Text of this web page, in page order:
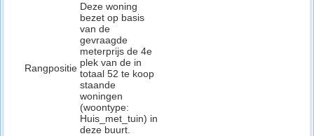
Rangpositie
Deze woning
bezet op basis
van de
gevraagde
meterprijs de 4e
plek van de in
totaal 52 te koop
staande
woningen
(woontype:
Huis_met_tuin) in
deze buurt.